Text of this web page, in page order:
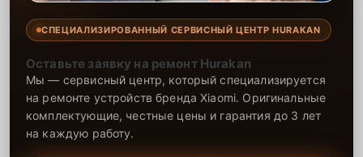
СПЕЦИАЛИЗИРОВАННЫЙ СЕРВИСНЫЙ ЦЕНТР HURAKAN
Оставьте заявку на ремонт Hurakan
Мы — сервисный центр, который специализируется
на ремонте устройств бренда Xiaomi. Оригинальные
комплектующие, честные цены и гарантия до 3 лет
на каждую работу.